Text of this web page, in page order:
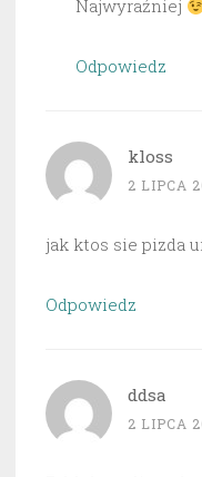
Najwyraźniej
Odpowiedz
kloss
2 LIPCA
jak ktos sie pizda
Odpowiedz
ddsa
2 LIPCA